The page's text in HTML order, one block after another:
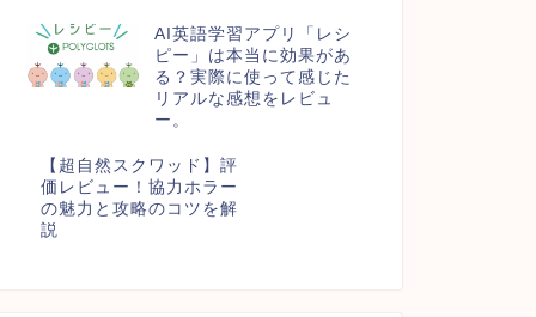
AI英語学習アプリ「レシ
ピー」は本当に効果があ
る？実際に使って感じた
リアルな感想をレビュ
ー。
【超自然スクワッド】評
価レビュー！協力ホラー
の魅力と攻略のコツを解
説